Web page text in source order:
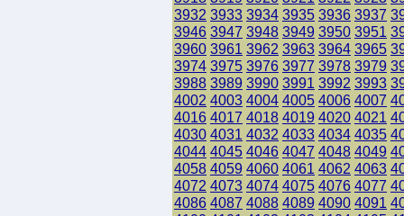
3932 3933 3934 3935 3936 3937
3946 3947 3948 3949 3950 3951
3960 3961 3962 3963 3964 3965
3974 3975 3976 3977 3978 3979
3988 3989 3990 3991 3992 3993
4002 4003 4004 4005 4006 4007
4016 4017 4018 4019 4020 4021
4030 4031 4032 4033 4034 4035
4044 4045 4046 4047 4048 4049
4058 4059 4060 4061 4062 4063
4072 4073 4074 4075 4076 4077
4086 4087 4088 4089 4090 4091